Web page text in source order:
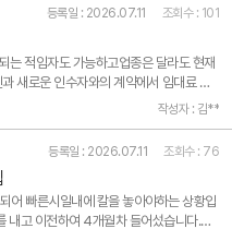
등록일 : 2026.07.11 조회수 : 101
는 적임자도 가능하고업종은 달라도 현재
새로운 인수자와의 계약에서 임대료 상
서 크게 벗어나지 않는 범위입니다. *보
작성자 : 김**
등록일 : 2026.07.11 조회수 : 76
어 빠른시일내에 칼을 놓아야하는 상황입
내고 이전하여 4개월차 들어섰습니다.몸